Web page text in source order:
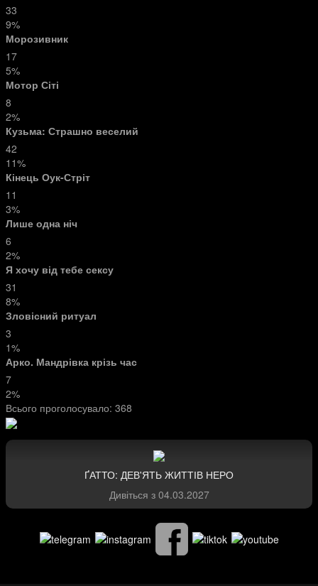
33
9%
Морозивник
17
5%
Мотор Сіті
8
2%
Кузьма: Страшно веселий
42
11%
Кінець Оук-Стріт
11
3%
Лише одна ніч
6
2%
Я хочу від тебе сексу
31
8%
Зловісний ритуал
3
1%
Арко. Мандрівка крізь час
7
2%
Всього проголосувало: 368
ҐАТТО: ДЕВ'ЯТЬ ЖИТТІВ НЕРО
Дивіться з 04.03.2027